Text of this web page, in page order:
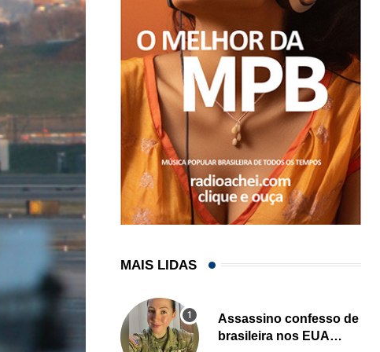
MAIS LIDAS
Assassino confesso de
brasileira nos EUA